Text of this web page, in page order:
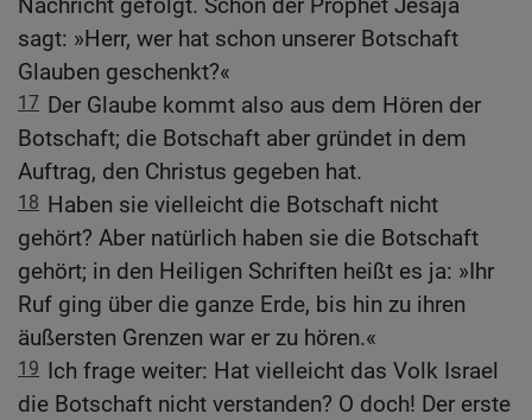
Nachricht gefolgt. Schon der Prophet Jesaja
sagt: »Herr, wer hat schon unserer Botschaft
Glauben geschenkt?«
17 Der Glaube kommt also aus dem Hören der
Botschaft; die Botschaft aber gründet in dem
Auftrag, den Christus gegeben hat.
18 Haben sie vielleicht die Botschaft nicht
gehört? Aber natürlich haben sie die Botschaft
gehört; in den Heiligen Schriften heißt es ja: »Ihr
Ruf ging über die ganze Erde, bis hin zu ihren
äußersten Grenzen war er zu hören.«
19 Ich frage weiter: Hat vielleicht das Volk Israel
die Botschaft nicht verstanden? O doch! Der erste